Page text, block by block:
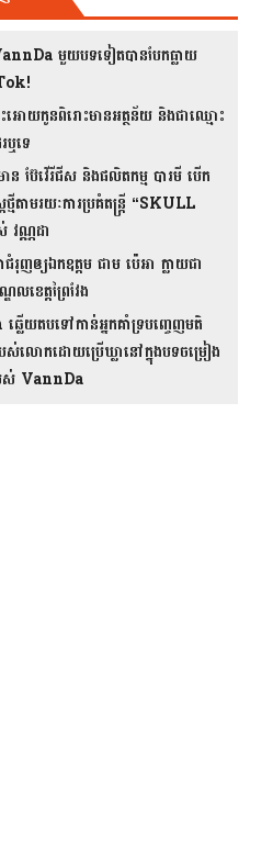
មួយបទទៀតបានបែកធ្លាយ
អោយកូនពិរោះមានអត្ថន័យ និងជាឈ្មោះ
ឬទេ
ប៊ែវើរីជីស និង​ផលិតកម្ម បារមី​ បើក
រថ្មីតាមរយៈការប្រគំតន្រ្តី “SKULL
វណ្ណដា
ជំរុញឲ្យឯកឧត្តម ជាម ប៉េអា ក្លាយជា
លខេត្តព្រៃវែង
ើយតបទៅកាន់អ្នកគាំទ្របញ្ចេញមតិ
បស់លោកដោយប្រើឃ្លានៅក្នុងបទចម្រៀង
ស់ VannDa